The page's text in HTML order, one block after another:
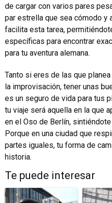
de cargar con varios pares
par estrella que sea cómodo y
facilita esta tarea,
específicas para encontrar
para tu aventura alemana.
Tanto si eres de las que
la improvisación, tener unas
es un seguro de vida para tus
tu viaje será aquella en la que
en el Oso de Berlín,
Porque en una ciudad que
partes iguales, tu forma de
historia.
Te puede interesar